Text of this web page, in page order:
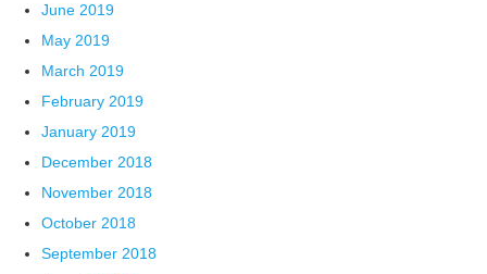
June 2019
May 2019
March 2019
February 2019
January 2019
December 2018
November 2018
October 2018
September 2018